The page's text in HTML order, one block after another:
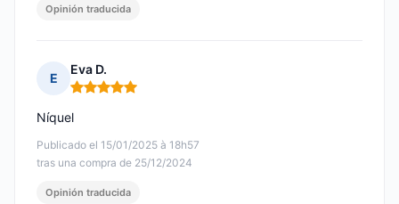
Opinión traducida
E
Eva D.
Nota: 5 de 5
Publicado el 15/01/2025 à 18h57
tras una compra de 25/12/2024
Níquel
Opinión traducida